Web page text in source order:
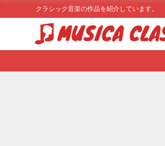
クラシック音楽の作品を紹介しています。